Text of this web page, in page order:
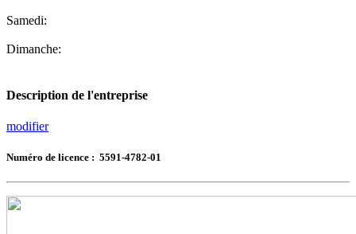
Samedi:
Dimanche:
Description de l'entreprise
modifier
Numéro de licence : 5591-4782-01